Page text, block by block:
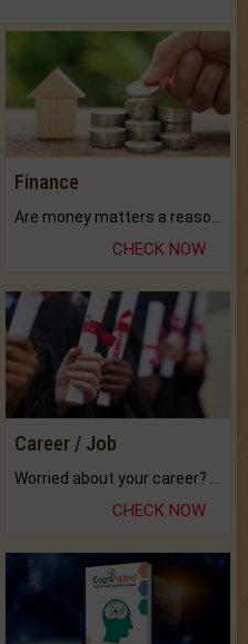
Finance
CHECK NOW
Career / Job
CHECK NOW